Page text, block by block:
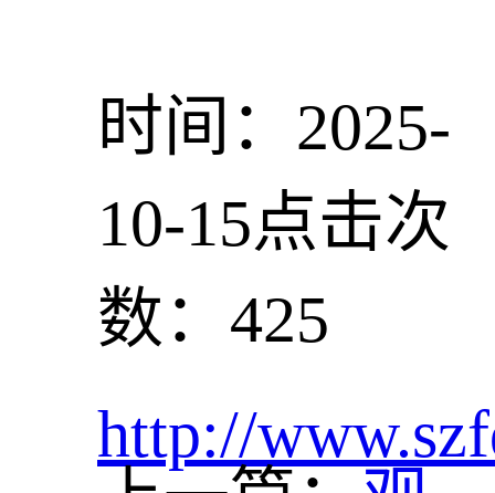
时间：2025-
10-15点击次
数：425
http://